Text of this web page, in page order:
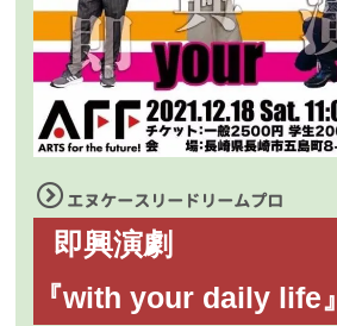
エヌケースリードリームプロ
即興演劇
『with your daily life』